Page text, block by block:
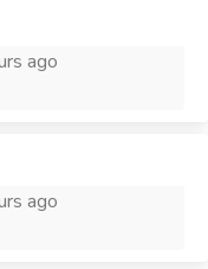
ago
ago